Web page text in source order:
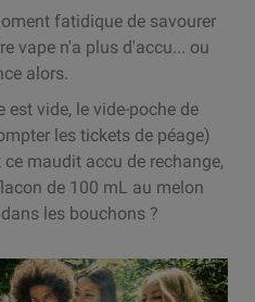
fatidique de savourer
vape n'a plus d'accu... ou
alors.
vide, le vide-poche de
les tickets de péage)
maudit accu de rechange,
de 100 mL au melon
les bouchons ?